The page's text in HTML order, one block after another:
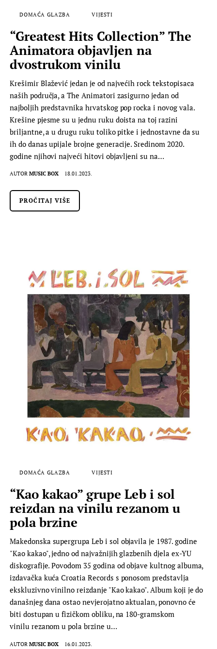
DOMAĆA GLAZBA VIJESTI
“Greatest Hits Collection” The
Animatora objavljen na
dvostrukom vinilu
Krešimir Blažević jedan je od najvećih rock tekstopisaca
naših područja, a The Animatori zasigurno jedan od
najboljih predstavnika hrvatskog pop rocka i novog vala.
Krešine pjesme su u jednu ruku doista na toj razini
briljantne, a u drugu ruku toliko pitke i jednostavne da su
ih do danas upijale brojne generacije. Sredinom 2020.
godine njihovi najveći hitovi objavljeni su na…
AUTOR MUSIC BOX 18.01.2023.
PROČITAJ VIŠE
DOMAĆA GLAZBA VIJESTI
“Kao kakao” grupe Leb i sol
reizdan na vinilu rezanom u
pola brzine
Makedonska supergrupa Leb i sol objavila je 1987. godine
"Kao kakao", jedno od najvažnijih glazbenih djela ex-YU
diskografije. Povodom 35 godina od objave kultnog albuma,
izdavačka kuća Croatia Records s ponosom predstavlja
ekskluzivno vinilno reizdanje "Kao kakao". Album koji je do
današnjeg dana ostao nevjerojatno aktualan, ponovno će
biti dostupan u fizičkom obliku, na 180-gramskom
vinilu rezanom u pola brzine u…
AUTOR MUSIC BOX 16.01.2023.